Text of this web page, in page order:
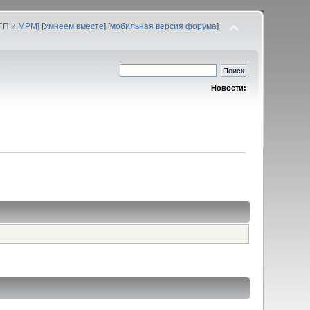
и МРМ] [Умнеем вместе] [мобильная версия форума]
Новости: